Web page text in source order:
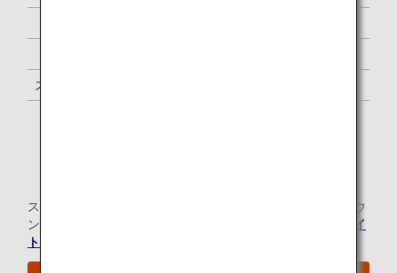
スーパーフライヤーズ会員
スター アライアンス有料ラウンジ会員のお客様の当空港ラウ
ンジのご利用については、
スター アライアンスのウェブサイ
ト